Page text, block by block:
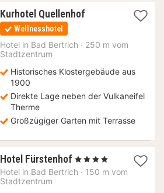
Kurhotel Quellenhof2
138
Wellnesshotel
Hotel in Bad Bertrich · 250 m vom
Stadtzentrum
Historisches Klostergebäude aus
1900
Direkte Lage neben der Vulkaneifel
Therme
Großzügiger Garten mit Terrasse
Hotel Fürstenhof 1
Nacht
, 4 Sterne
Hotel in Bad Bertrich · 150 m vom
Stadtzentrum